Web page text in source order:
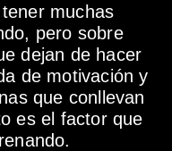
muchas
pero sobre
dejan de hacer
de motivación y
que conllevan
es el factor que